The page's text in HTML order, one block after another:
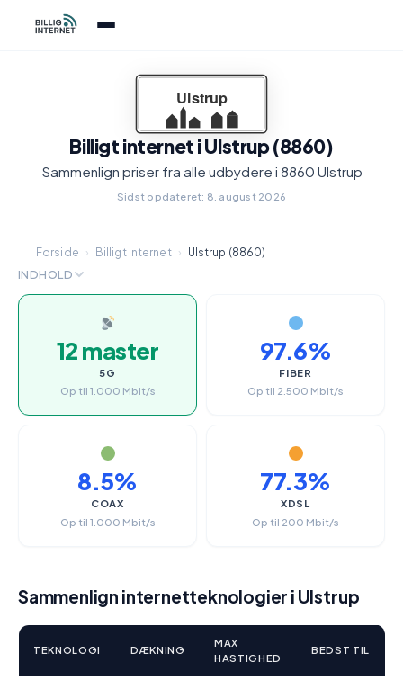
Billigt internet i Ulstrup (8860)
Sammenlign priser fra alle udbydere i 8860 Ulstrup
Sidst opdateret: 8. august 2026
Forside › Billigt internet › Ulstrup (8860)
INDHOLD
12 master
5G
Op til 1.000 Mbit/s
97.6%
FIBER
Op til 2.500 Mbit/s
8.5%
COAX
Op til 1.000 Mbit/s
77.3%
XDSL
Op til 200 Mbit/s
Sammenlign internetteknologier i Ulstrup
TEKNOLOGI DÆKNING
MAX
HASTIGHED
BEDST TIL